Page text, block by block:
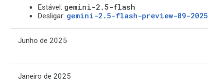
Estável: gemini-2.5-flash
Desligar: gemini-2.5-flash-preview-09-2025
Junho de 2025
Janeiro de 2025